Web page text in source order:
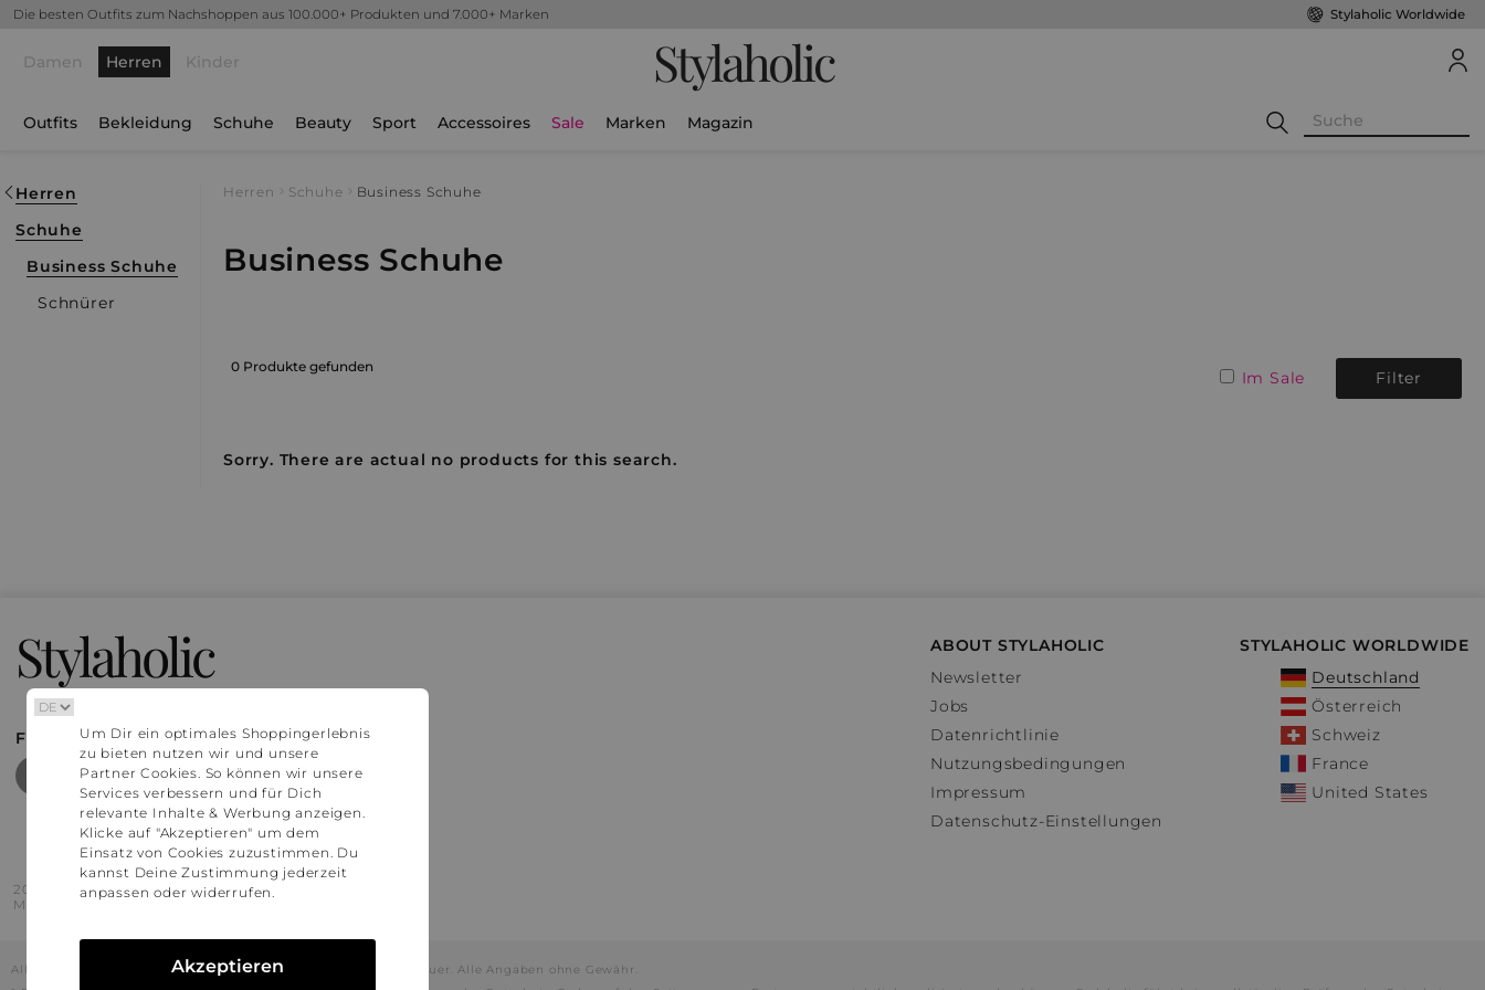
Die besten Outfits zum Nachshoppen aus 100.000+ Produkten und 7.000+ Marken Stylaholic Worldwide
Damen Herren Kinder Stylaholic
Outfits Bekleidung Schuhe Beauty Sport Accessoires Sale Marken Magazin
Herren
Schuhe
Business Schuhe
Schnürer
Herren Schuhe Business Schuhe
Business Schuhe
0 Produkte gefunden
Im Sale Filter
Sorry. There are actual no products for this search.
Stylaholic
FIND MORE INSPIRATION
ABOUT STYLAHOLIC
Newsletter
Jobs
Datenrichtlinie
Nutzungsbedingungen
Impressum
Datenschutz-Einstellungen
STYLAHOLIC WORLDWIDE
Deutschland
Österreich
Schweiz
France
United States
2016 - 2026 © Stylaholic.
Made for you with love in munich.
Alle Preise inkl. der jeweils geltenden gesetzlichen Mehrwertsteuer. Alle Angaben ohne Gewähr.
Um Dir ein optimales Shoppingerlebnis
zu bieten nutzen wir und unsere
Partner Cookies. So können wir unsere
Services verbessern und für Dich
relevante Inhalte & Werbung anzeigen.
Klicke auf "Akzeptieren" um dem
Einsatz von Cookies zuzustimmen. Du
kannst Deine Zustimmung jederzeit
anpassen oder widerrufen.
Akzeptieren